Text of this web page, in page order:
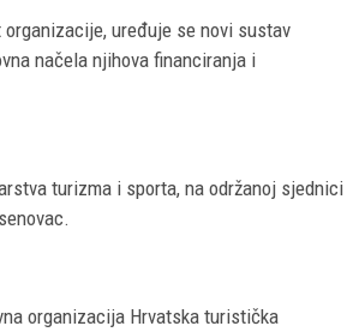
uređuje se novi sustav
načela njihova financiranja i
turizma i sporta, na održanoj sjednici
organizacija Hrvatska turistička